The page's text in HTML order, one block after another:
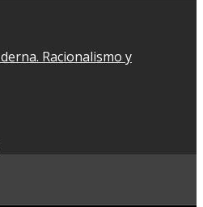
Racionalismo y